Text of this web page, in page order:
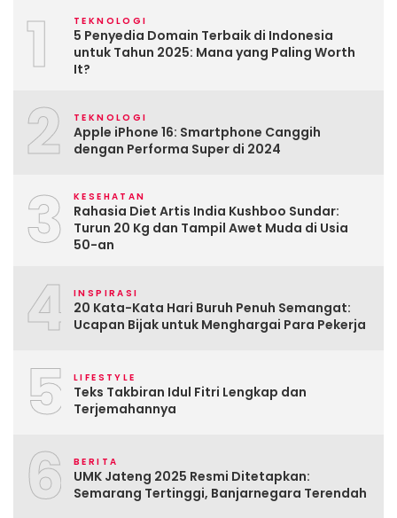
1 TEKNOLOGI
5 Penyedia Domain Terbaik di Indonesia
untuk Tahun 2025: Mana yang Paling Worth
It?
2 TEKNOLOGI
Apple iPhone 16: Smartphone Canggih
dengan Performa Super di 2024
3 KESEHATAN
Rahasia Diet Artis India Kushboo Sundar:
Turun 20 Kg dan Tampil Awet Muda di Usia
50-an
4 INSPIRASI
20 Kata-Kata Hari Buruh Penuh Semangat:
Ucapan Bijak untuk Menghargai Para Pekerja
5 LIFESTYLE
Teks Takbiran Idul Fitri Lengkap dan
Terjemahannya
6 BERITA
UMK Jateng 2025 Resmi Ditetapkan:
Semarang Tertinggi, Banjarnegara Terendah